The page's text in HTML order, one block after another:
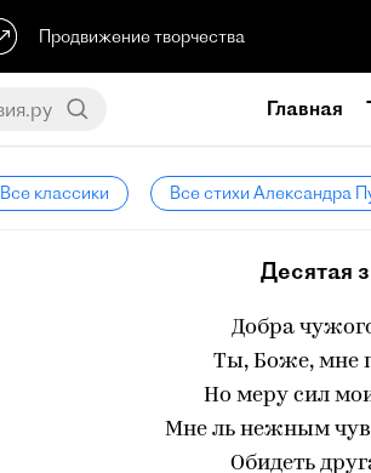
Продвижение творчества
Главная
Все классики Все стихи Александра
Десятая
Добра
Ты, Боже, мне
Но меру сил
Мне ль нежным
Обидеть